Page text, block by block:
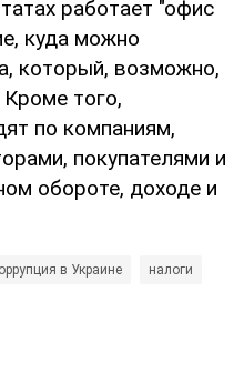
работает "офис
куда можно
который, возможно,
того,
по компаниям,
покупателями и
обороте, доходе и
в Украине налоги